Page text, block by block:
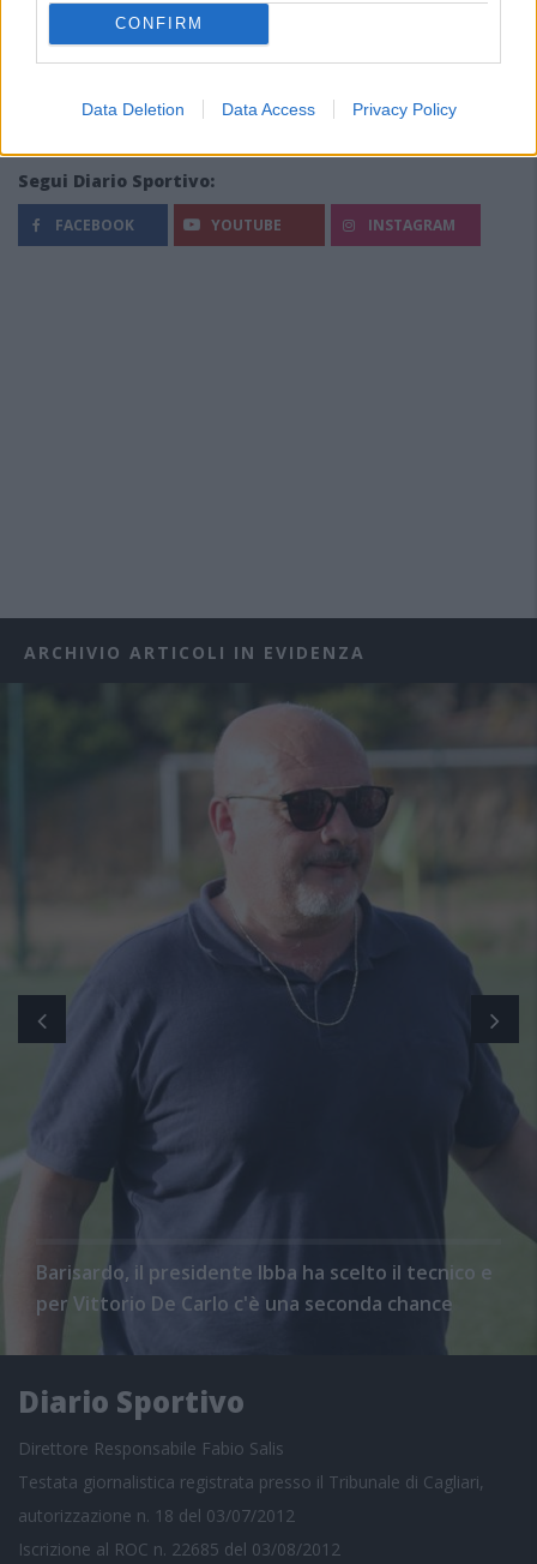
CONFIRM
Data Deletion Data Access Privacy Policy
Segui Diario Sportivo:
FACEBOOK YOUTUBE INSTAGRAM
ARCHIVIO ARTICOLI IN EVIDENZA
Barisardo, il presidente Ibba ha scelto il tecnico e
per Vittorio De Carlo c'è una seconda chance
Diario Sportivo
Direttore Responsabile Fabio Salis
Testata giornalistica registrata presso il Tribunale di Cagliari,
autorizzazione n. 18 del 03/07/2012
Iscrizione al ROC n. 22685 del 03/08/2012